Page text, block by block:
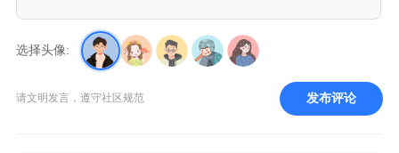
选择头像:
请文明发言，遵守社区规范 发布评论